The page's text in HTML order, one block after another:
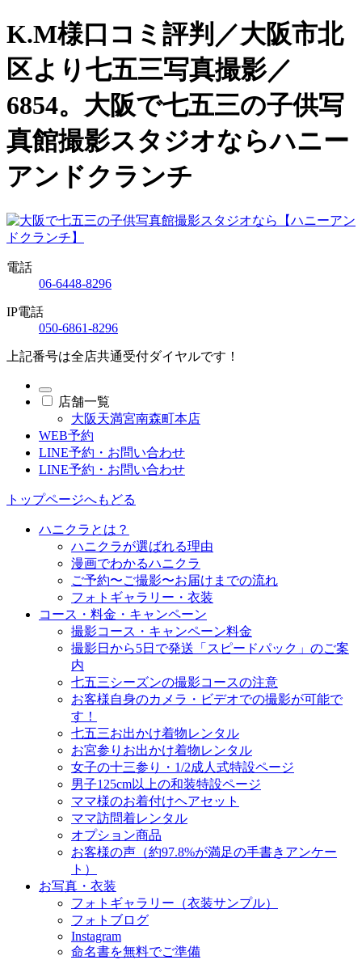
K.M様口コミ評判／大阪市北
区より七五三写真撮影／
6854。大阪で七五三の子供写
真館撮影スタジオならハニー
アンドクランチ
電話
06-6448-8296
IP電話
050-6861-8296
上記番号は全店共通受付ダイヤルです！
店舗一覧
大阪天満宮南森町本店
WEB予約
LINE予約・お問い合わせ
LINE予約・お問い合わせ
トップページへもどる
ハニクラとは？
ハニクラが選ばれる理由
漫画でわかるハニクラ
ご予約〜ご撮影〜お届けまでの流れ
フォトギャラリー・衣装
コース・料金・キャンペーン
撮影コース・キャンペーン料金
撮影日から5日で発送「スピードパック」のご案
内
七五三シーズンの撮影コースの注意
お客様自身のカメラ・ビデオでの撮影が可能で
す！
七五三お出かけ着物レンタル
お宮参りお出かけ着物レンタル
女子の十三参り・1/2成人式特設ページ
男子125cm以上の和装特設ページ
ママ様のお着付けヘアセット
ママ訪問着レンタル
オプション商品
お客様の声（約97.8%が満足の手書きアンケー
ト）
お写真・衣装
フォトギャラリー（衣装サンプル）
フォトブログ
Instagram
命名書を無料でご準備